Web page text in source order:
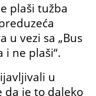
plaši tužba
u vezi sa „Bus
i ne plaši“.
u
da je to daleko